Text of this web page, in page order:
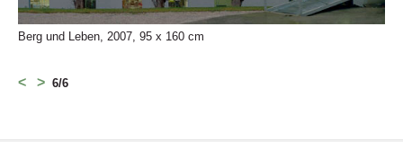
Berg und Leben, 2007, 95 x 160 cm
< > 6/6